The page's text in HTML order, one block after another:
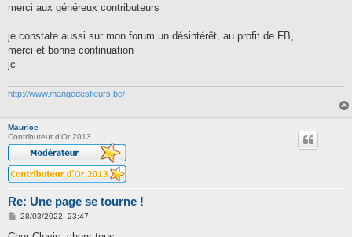
merci aux généreux contributeurs
je constate aussi sur mon forum un désintérêt, au profit de FB,
merci et bonne continuation
jc
http://www.mangedesfleurs.be/
Maurice
Contributeur d'Or 2013
Re: Une page se tourne !
M
s
28/03/2022, 23:47